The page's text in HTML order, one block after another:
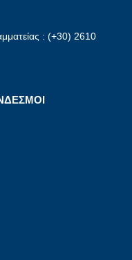
: (+30) 2610